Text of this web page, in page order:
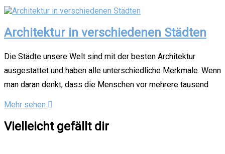
Architektur in verschiedenen Städten
Die Städte unsere Welt sind mit der besten Architektur
ausgestattet und haben alle unterschiedliche Merkmale. Wenn
man daran denkt, dass die Menschen vor mehrere tausend
Mehr sehen
Vielleicht gefällt dir